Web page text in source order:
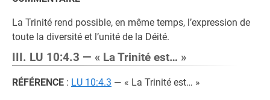
La Trinité rend possible, en même temps, l’expression de
toute la diversité et l’unité de la Déité.
III. LU 10:4.3 — « La Trinité est… »
RÉFÉRENCE : LU 10:4.3 — « La Trinité est… »